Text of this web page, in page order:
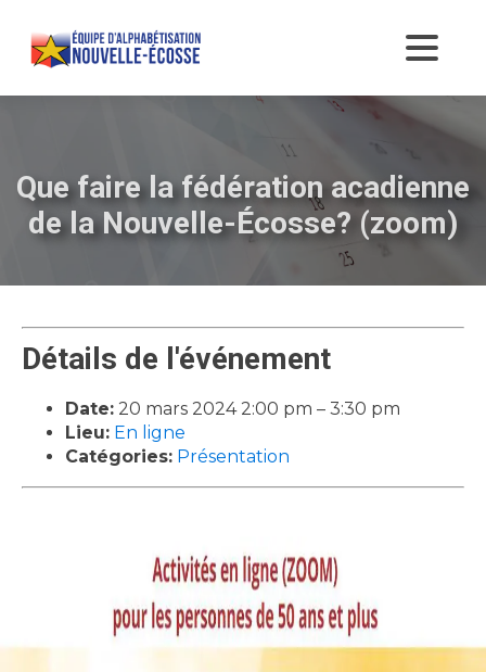
Que faire la fédération acadienne
de la Nouvelle-Écosse? (zoom)
Détails de l'événement
Date: 20 mars 2024 2:00 pm – 3:30 pm
Lieu: En ligne
Catégories: Présentation